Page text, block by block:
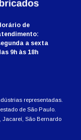
de
a sexta
9h às 18h
representadas.
de São Paulo.
Jacareí, São Bernardo